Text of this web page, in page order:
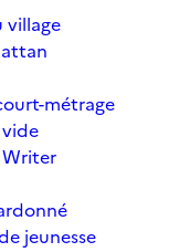
village
métrage
Writer
jeunesse